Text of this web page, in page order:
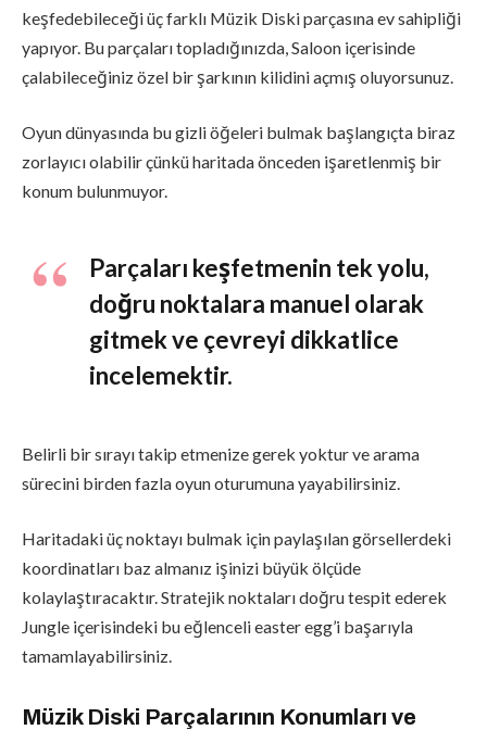
keşfedebileceği üç farklı Müzik Diski parçasına ev sahipliği
yapıyor. Bu parçaları topladığınızda, Saloon içerisinde
çalabileceğiniz özel bir şarkının kilidini açmış oluyorsunuz.
Oyun dünyasında bu gizli öğeleri bulmak başlangıçta biraz
zorlayıcı olabilir çünkü haritada önceden işaretlenmiş bir
konum bulunmuyor.
Parçaları keşfetmenin tek yolu,
doğru noktalara manuel olarak
gitmek ve çevreyi dikkatlice
incelemektir.
Belirli bir sırayı takip etmenize gerek yoktur ve arama
sürecini birden fazla oyun oturumuna yayabilirsiniz.
Haritadaki üç noktayı bulmak için paylaşılan görsellerdeki
koordinatları baz almanız işinizi büyük ölçüde
kolaylaştıracaktır. Stratejik noktaları doğru tespit ederek
Jungle içerisindeki bu eğlenceli easter egg’i başarıyla
tamamlayabilirsiniz.
Müzik Diski Parçalarının Konumları ve